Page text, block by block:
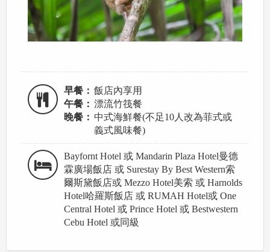
早餐： 飯店內享用
午餐： 漂流竹筏餐
晚餐： 中式海鮮餐(不足10人改為菲式或
義式風味餐)
Bayfornt Hotel 或 Mandarin Plaza Hotel曼德
霖廣場飯店 或 Surestay By Best Western索
爾斯黛飯店或 Mezzo Hotel美索 或 Harnolds
Hotel哈羅斯飯店 或 RUMAH Hotel或 One
Central Hotel 或 Prince Hotel 或 Bestwestern
Cebu Hotel 或同級